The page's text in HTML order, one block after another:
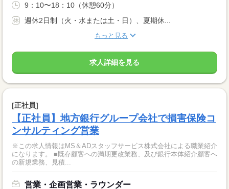
9：10〜18：10（休憩60分）
週休2日制（火・水または土・日）、夏期休...
もっと見る
求人詳細を見る
[正社員]
【正社員】地方銀行グループ会社で損害保険コ
ンサルティング営業
※この求人情報はMS＆ADスタッフサービス株式会社による職業紹介
になります。 ■既存顧客への満期更改業務、及び銀行本体紹介顧客へ
の新規業務、見積...
営業・企画営業・ラウンダー